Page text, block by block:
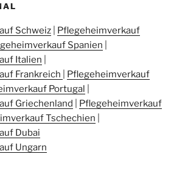
Schweiz
Pflegeheimverkauf
Spanien
Italien
Frankreich
Pflegeheimverkauf
Portugal
Griechenland
Pflegeheimverkauf
Tschechien
Dubai
Ungarn